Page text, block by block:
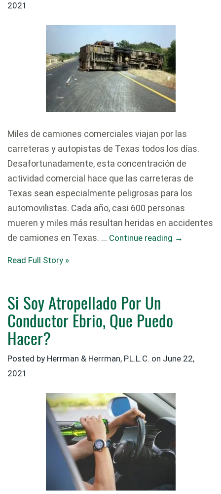
2021
Miles de camiones comerciales viajan por las
carreteras y autopistas de Texas todos los días.
Desafortunadamente, esta concentración de
actividad comercial hace que las carreteras de
Texas sean especialmente peligrosas para los
automovilistas. Cada año, casi 600 personas
mueren y miles más resultan heridas en accidentes
de camiones en Texas. … Continue reading →
Read Full Story »
Si Soy Atropellado Por Un
Conductor Ebrio, Que Puedo
Hacer?
Posted by Herrman & Herrman, P.L.L.C. on June 22,
2021